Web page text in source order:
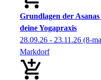
Grundlagen der
deine Yogapraxis
28.09.26 - 23.11.26 (8-
Markdorf